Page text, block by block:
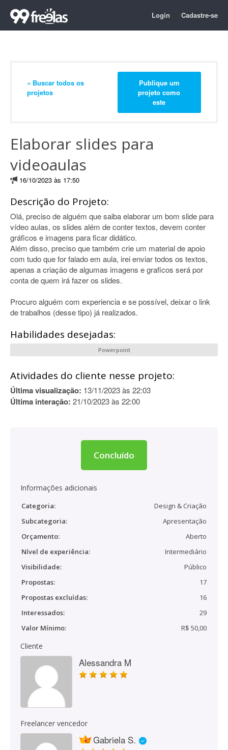
Login Cadastre-se
« Buscar todos os
projetos
Publique um
projeto como
este
Elaborar slides para
videoaulas
16/10/2023 às 17:50
Descrição do Projeto:
Olá, preciso de alguém que saiba elaborar um bom slide para
vídeo aulas, os slides além de conter textos, devem conter
gráficos e imagens para ficar didático.
Além disso, preciso que também crie um material de apoio
com tudo que for falado em aula, irei enviar todos os textos,
apenas a criação de algumas imagens e graficos será por
conta de quem irá fazer os slides.
Procuro alguém com experiencia e se possível, deixar o link
de trabalhos (desse tipo) já realizados.
Habilidades desejadas:
Powerpoint
Atividades do cliente nesse projeto:
Última visualização: 13/11/2023 às 22:03
Última interação: 21/10/2023 às 22:00
Concluído
Informações adicionais
Categoria:
Design & Criação
Subcategoria:
Apresentação
Orçamento:
Aberto
Nível de experiência:
Intermediário
Visibilidade:
Público
Propostas:
17
Propostas excluídas:
16
Interessados:
29
Valor Mínimo:
R$ 50,00
Cliente
Alessandra M
Freelancer vencedor
Gabriela S.